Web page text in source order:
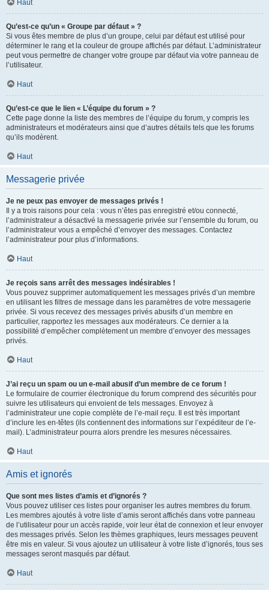
Haut
Qu’est-ce qu’un « Groupe par défaut » ?
Si vous êtes membre de plus d’un groupe, celui par défaut est utilisé pour
déterminer le rang et la couleur de groupe affichés par défaut. L’administrateur
peut vous permettre de changer votre groupe par défaut via votre panneau de
l’utilisateur.
Haut
Qu’est-ce que le lien « L’équipe du forum » ?
Cette page donne la liste des membres de l’équipe du forum, y compris les
administrateurs et modérateurs ainsi que d’autres détails tels que les forums
qu’ils modèrent.
Haut
Messagerie privée
Je ne peux pas envoyer de messages privés !
Il y a trois raisons pour cela : vous n’êtes pas enregistré et/ou connecté,
l’administrateur a désactivé la messagerie privée sur l’ensemble du forum, ou
l’administrateur vous a empêché d’envoyer des messages. Contactez
l’administrateur pour plus d’informations.
Haut
Je reçois sans arrêt des messages indésirables !
Vous pouvez supprimer automatiquement les messages privés d’un membre
en utilisant les filtres de message dans les paramètres de votre messagerie
privée. Si vous recevez des messages privés abusifs d’un membre en
particulier, rapportez les messages aux modérateurs. Ce dernier a la
possibilité d’empêcher complètement un membre d’envoyer des messages
privés.
Haut
J’ai reçu un spam ou un e-mail abusif d’un membre de ce forum !
Le formulaire de courrier électronique du forum comprend des sécurités pour
suivre les utilisateurs qui envoient de tels messages. Envoyez à
l’administrateur une copie complète de l’e-mail reçu. Il est très important
d’inclure les en-têtes (ils contiennent des informations sur l’expéditeur de l’e-
mail). L’administrateur pourra alors prendre les mesures nécessaires.
Haut
Amis et ignorés
Que sont mes listes d’amis et d’ignorés ?
Vous pouvez utiliser ces listes pour organiser les autres membres du forum.
Les membres ajoutés à votre liste d’amis seront affichés dans votre panneau
de l’utilisateur pour un accès rapide, voir leur état de connexion et leur envoyer
des messages privés. Selon les thèmes graphiques, leurs messages peuvent
être mis en valeur. Si vous ajoutez un utilisateur à votre liste d’ignorés, tous ses
messages seront masqués par défaut.
Haut